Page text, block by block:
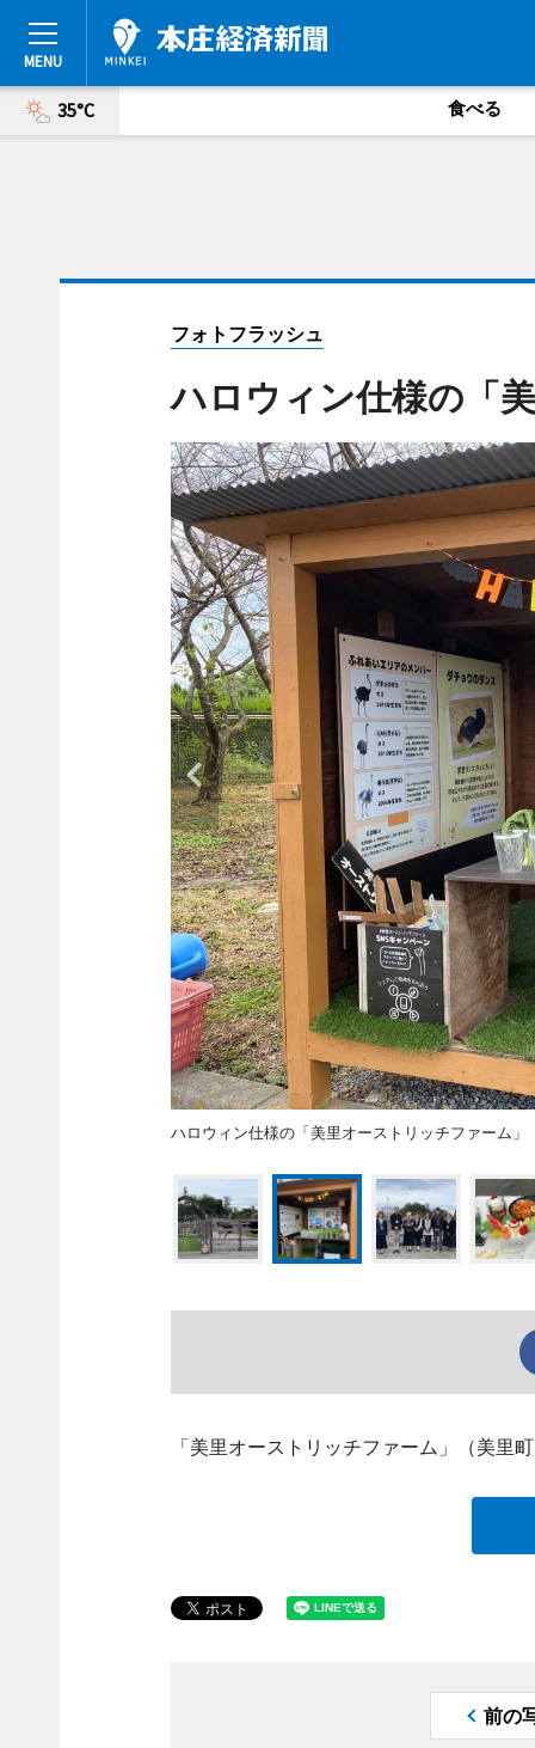
35°C 食べる
フォトフラッシュ
ハロウィン仕様の「
ハロウィン仕様の「美里オーストリッチファーム」
「美里オーストリッチファーム」（美里
前の